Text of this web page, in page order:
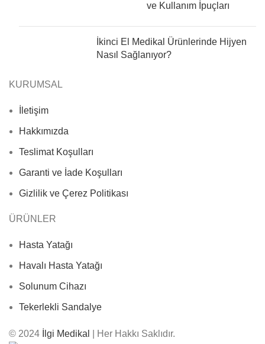
ve Kullanım İpuçları
İkinci El Medikal Ürünlerinde Hijyen
Nasıl Sağlanıyor?
KURUMSAL
İletişim
Hakkımızda
Teslimat Koşulları
Garanti ve İade Koşulları
Gizlilik ve Çerez Politikası
ÜRÜNLER
Hasta Yatağı
Havalı Hasta Yatağı
Solunum Cihazı
Tekerlekli Sandalye
© 2024 İlgi Medikal | Her Hakkı Saklıdır.